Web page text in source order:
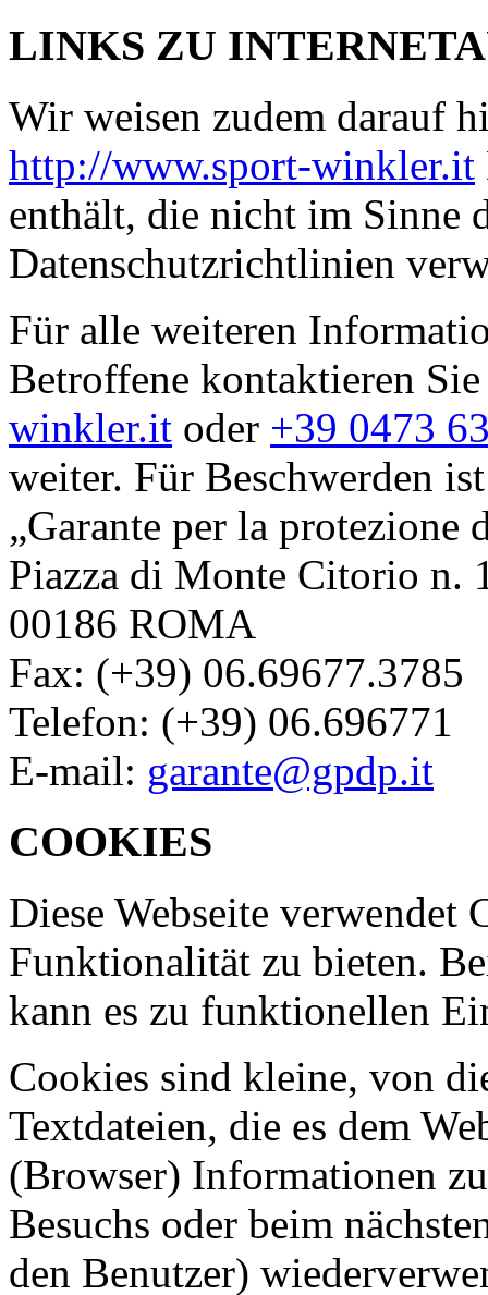
LINKS ZU
Wir weisen zudem darauf
http://www.sport-winkler.it
enthält, die nicht im Sinne
Datenschutzrichtlinien
Für alle weiteren
Betroffene kontaktieren
winkler.it oder +39 0473
weiter. Für Beschwerden
„Garante per la protezione
Piazza di Monte Citorio n.
00186 ROMA
Fax: (+39) 06.69677.3785
Telefon: (+39) 06.696771
E-mail: garante@gpdp.it
COOKIES
Diese Webseite verwendet
Funktionalität zu bieten.
kann es zu funktionellen
Cookies sind kleine, von
Textdateien, die es dem
(Browser) Informationen
Besuchs oder beim
den Benutzer)